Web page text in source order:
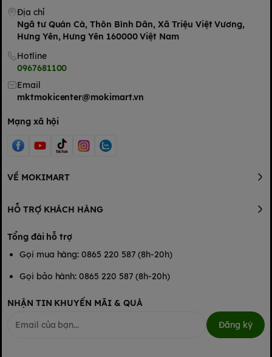
Địa chỉ
Ngã tư Quán Cà, Thôn Bình Dân, Xã Triệu Việt Vương,
Hưng Yên, Hưng Yên 160000 Việt Nam
Hotline
0967681100
Email
mktmokicenter@mokimart.vn
Mạng xã hội
VỀ MOKIMART
HỖ TRỢ KHÁCH HÀNG
Tổng đài hỗ trợ
Gọi mua hàng: 0865 220 587 (8h-20h)
Gọi bảo hành: 0865 220 587 (8h-20h)
NHẬN TIN KHUYẾN MÃI & QUÀ
Đăng ký